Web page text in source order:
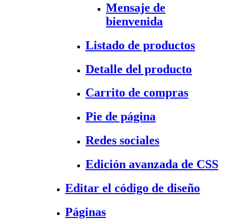
Mensaje de
bienvenida
Listado de productos
Detalle del producto
Carrito de compras
Pie de página
Redes sociales
Edición avanzada de CSS
Editar el código de diseño
Páginas